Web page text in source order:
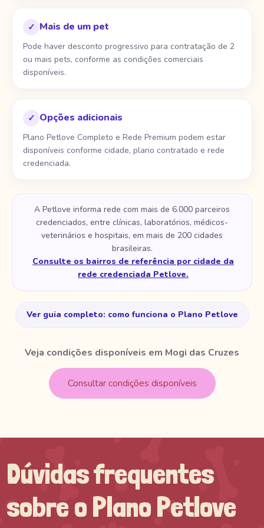
✓ Mais de um pet
Pode haver desconto progressivo para contratação de 2
ou mais pets, conforme as condições comerciais
disponíveis.
✓ Opções adicionais
Plano Petlove Completo e Rede Premium podem estar
disponíveis conforme cidade, plano contratado e rede
credenciada.
A Petlove informa rede com mais de 6.000 parceiros
credenciados, entre clínicas, laboratórios, médicos-
veterinários e hospitais, em mais de 200 cidades
brasileiras.
Consulte os bairros de referência por cidade da
rede credenciada Petlove.
Ver guia completo: como funciona o Plano Petlove
Veja condições disponíveis em Mogi das Cruzes
Consultar condições disponíveis
Dúvidas frequentes
sobre o Plano Petlove